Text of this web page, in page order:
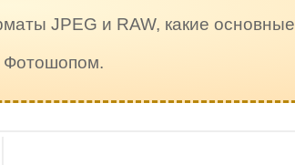
JPEG и RAW, какие основные
Фотошопом.